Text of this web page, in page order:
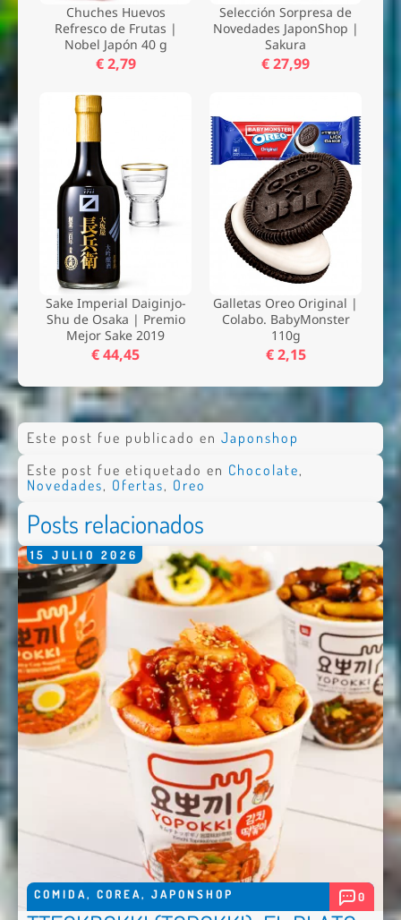
Chuches Huevos
Refresco de Frutas |
Nobel Japón 40 g
€ 2,79
Selección Sorpresa de
Novedades JaponShop |
Sakura
€ 27,99
Sake Imperial Daiginjo-
Shu de Osaka | Premio
Mejor Sake 2019
€ 44,45
Galletas Oreo Original |
Colabo. BabyMonster
110g
€ 2,15
Este post fue publicado en Japonshop
Este post fue etiquetado en Chocolate,
Novedades, Ofertas, Oreo
Posts relacionados
15 JULIO 2026
COMIDA, COREA, JAPONSHOP 0